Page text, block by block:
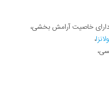
خاصیت آرامش بخشی،
،